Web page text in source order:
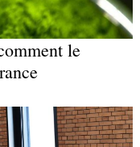
le